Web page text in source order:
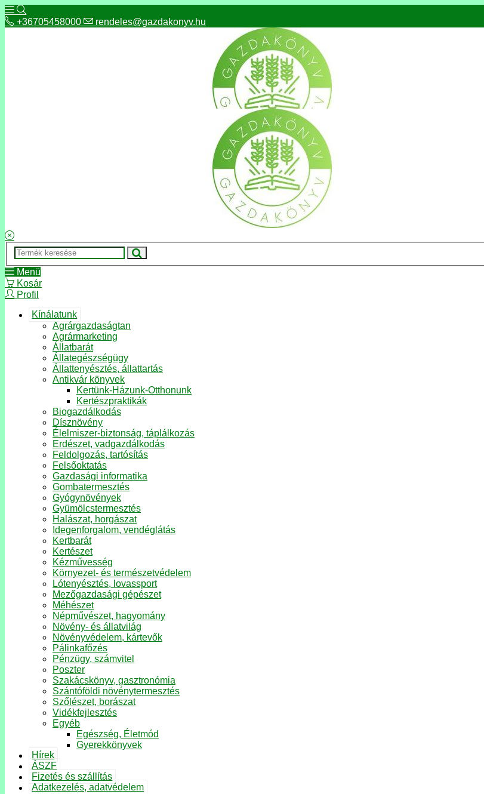
+36705458000 rendeles@gazdakonyv.hu
Menü
Kosár
Profil
Kínálatunk
Agrárgazdaságtan
Agrármarketing
Állatbarát
Állategészségügy
Állattenyésztés, állattartás
Antikvár könyvek
Kertünk-Házunk-Otthonunk
Kertészpraktikák
Biogazdálkodás
Dísznövény
Élelmiszer-biztonság, táplálkozás
Erdészet, vadgazdálkodás
Feldolgozás, tartósítás
Felsőoktatás
Gazdasági informatika
Gombatermesztés
Gyógynövények
Gyümölcstermesztés
Halászat, horgászat
Idegenforgalom, vendéglátás
Kertbarát
Kertészet
Kézművesség
Környezet- és természetvédelem
Lótenyésztés, lovassport
Mezőgazdasági gépészet
Méhészet
Népművészet, hagyomány
Növény- és állatvilág
Növényvédelem, kártevők
Pálinkafőzés
Pénzügy, számvitel
Poszter
Szakácskönyv, gasztronómia
Szántóföldi növénytermesztés
Szőlészet, borászat
Vidékfejlesztés
Egyéb
Egészség, Életmód
Gyerekkönyvek
Hírek
ÁSZF
Fizetés és szállítás
Adatkezelés, adatvédelem